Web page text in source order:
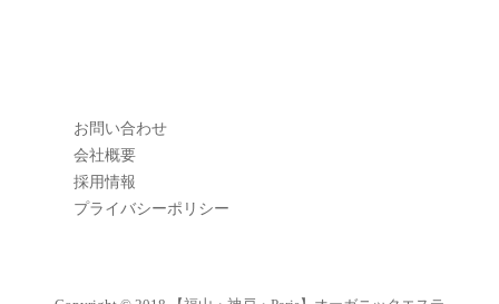
お問い合わせ
会社概要
採用情報
プライバシーポリシー